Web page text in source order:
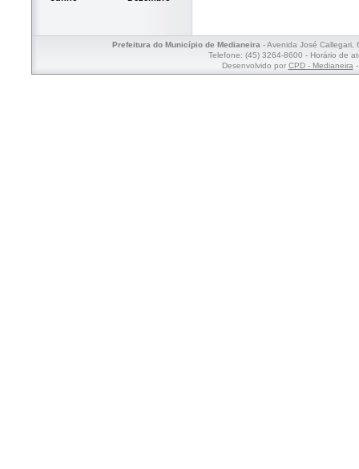
Prefeitura do Município de Medianeira- Avenida José Callegari,
Telefone: (45) 3264-8600 - Horário de
Desenvolvido por CPD - Medianeira-